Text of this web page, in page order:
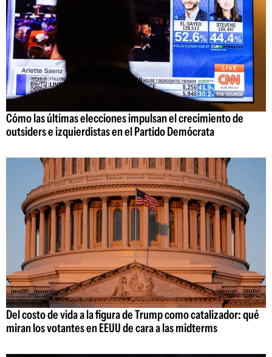
Cómo las últimas elecciones impulsan el crecimiento de
outsiders e izquierdistas en el Partido Demócrata
Del costo de vida a la figura de Trump como catalizador: qué
miran los votantes en EEUU de cara a las midterms